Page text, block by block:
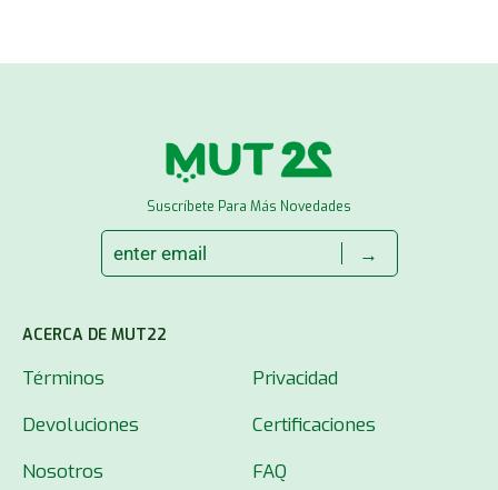
Suscríbete Para Más Novedades
→
ACERCA DE MUT22
Términos
Privacidad
Devoluciones
Certificaciones
Nosotros
FAQ